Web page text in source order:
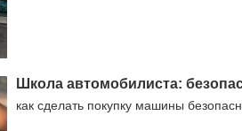
Школа автомобилиста:
как сделать покупку машины